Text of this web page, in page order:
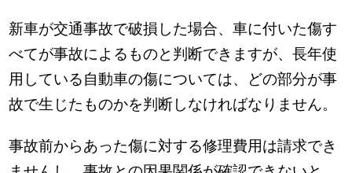
新車が交通事故で破損した場合、車に付いた傷す
べてが事故によるものと判断できますが、長年使
用している自動車の傷については、どの部分が事
故で生じたものかを判断しなければなりません。
事故前からあった傷に対する修理費用は請求でき